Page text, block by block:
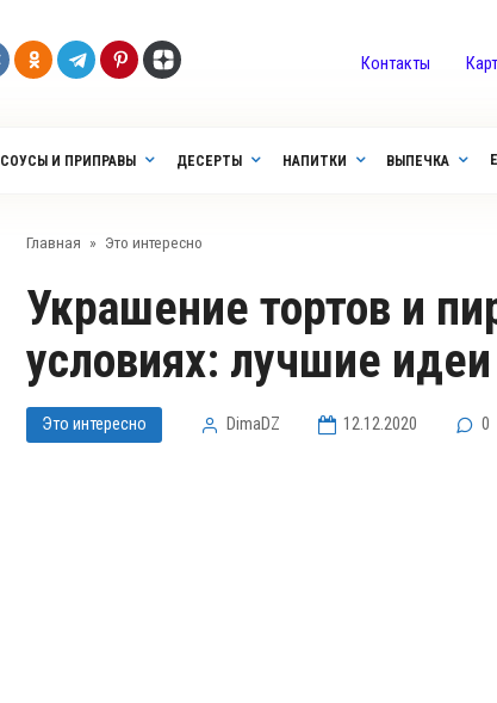
Контакты
СОУСЫ И ПРИПРАВЫ ДЕСЕРТЫ НАПИТКИ ВЫПЕЧКА
Главная » Это интересно
Украшение тортов и пирожных в домашних
условиях: лучшие
Это интересно DimaDZ 12.12.2020 0